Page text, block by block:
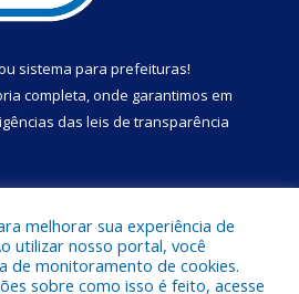
sistema para prefeituras!
completa, onde garantimos em
das leis de transparência
melhorar sua experiência de
utilizar nosso portal, você
de monitoramento de cookies.
sobre como isso é feito, acesse